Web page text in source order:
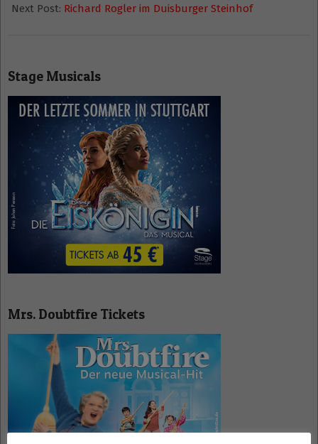
29
Next Post: Richard Rogler im Duisburger Steinhof
Stage Musicals
Mrs. Doubtfire Tickets